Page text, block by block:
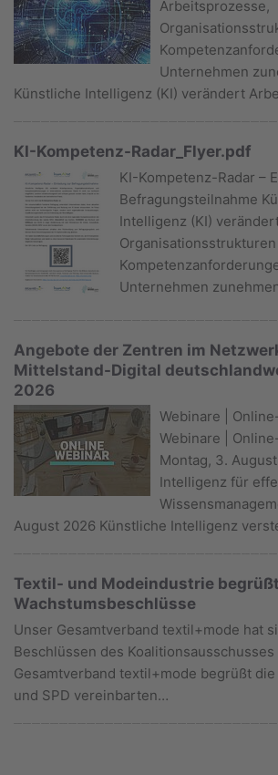
Arbeitsprozesse,
Unternehmen
Künstliche Intelligenz (KI) verändert
KI-Kompetenz-Radar_Flyer.pdf
KI-Kompetenz-Radar –
Befragungsteilnahme
Intelligenz (KI)
Unternehmen
Angebote der Zentren im
Mittelstand-Digital
2026
Webinare |
Webinare |
Montag, 3.
Intelligenz für
August 2026 Künstliche Intelligenz
Textil- und Modeindustrie begrüßt
Wachstumsbeschlüsse
Unser Gesamtverband textil+mode hat
Beschlüssen des
Gesamtverband textil+mode begrüßt die
und SPD vereinbarten…